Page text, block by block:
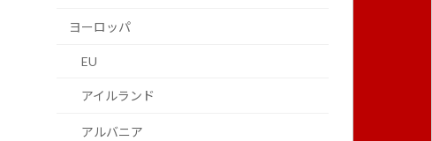
ヨーロッパ
EU
アイルランド
アルバニア